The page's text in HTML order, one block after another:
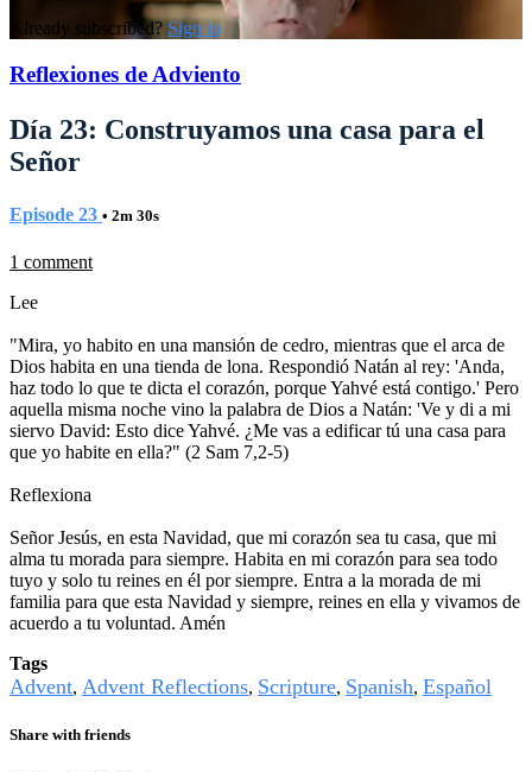
Already subscribed? Sign in
Reflexiones de Adviento
Día 23: Construyamos una casa para el
Señor
Episode 23 • 2m 30s
1 comment
Lee
"Mira, yo habito en una mansión de cedro, mientras que el arca de
Dios habita en una tienda de lona. Respondió Natán al rey: 'Anda,
haz todo lo que te dicta el corazón, porque Yahvé está contigo.' Pero
aquella misma noche vino la palabra de Dios a Natán: 'Ve y di a mi
siervo David: Esto dice Yahvé. ¿Me vas a edificar tú una casa para
que yo habite en ella?" (2 Sam 7,2-5)
Reflexiona
Señor Jesús, en esta Navidad, que mi corazón sea tu casa, que mi
alma tu morada para siempre. Habita en mi corazón para sea todo
tuyo y solo tu reines en él por siempre. Entra a la morada de mi
familia para que esta Navidad y siempre, reines en ella y vivamos de
acuerdo a tu voluntad. Amén
Tags
Advent, Advent Reflections, Scripture, Spanish, Español
Share with friends